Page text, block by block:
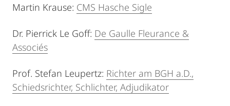
Martin Krause: CMS Hasche Sigle
Dr. Pierrick Le Goff: De Gaulle Fleurance &
Associés
Prof. Stefan Leupertz: Richter am BGH a.D.,
Schiedsrichter, Schlichter, Adjudikator